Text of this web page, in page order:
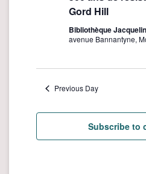
Gord Hill
Bibliothèque
avenue Bannantyne,
Previous Day
Subscribe to